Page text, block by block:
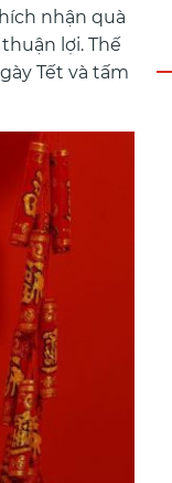
nhận quà
lợi. Thế
Tết và tấm